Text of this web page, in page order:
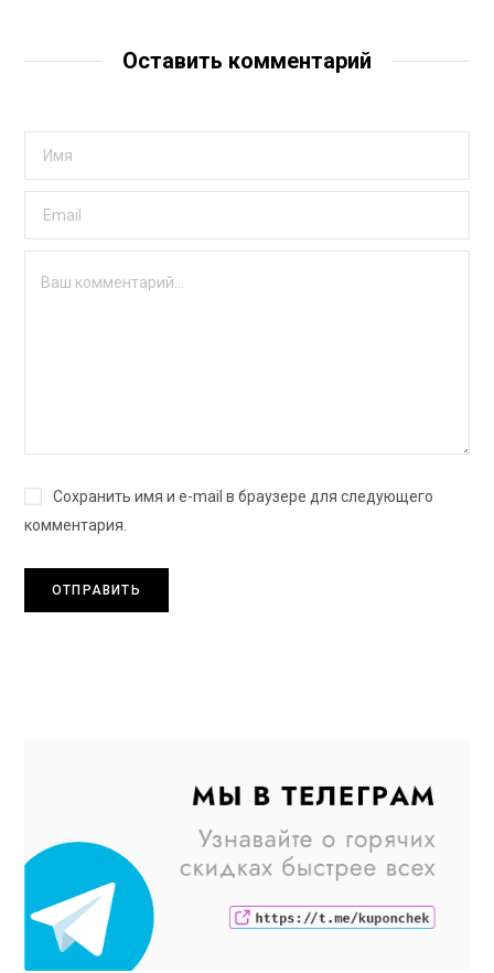
Оставить комментарий
Сохранить имя и e-mail в браузере для следующего
комментария.